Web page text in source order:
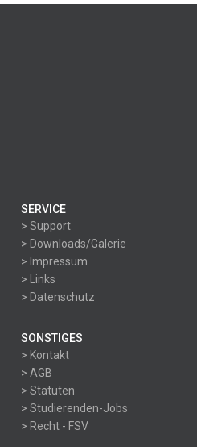
SERVICE
> Support
> Downloads/Galerie
> Impressum
> Links
> Datenschutz
SONSTIGES
> Kontakt
> AGB
> Statuten
> Studierenden-Jobs
> Recht - FSV